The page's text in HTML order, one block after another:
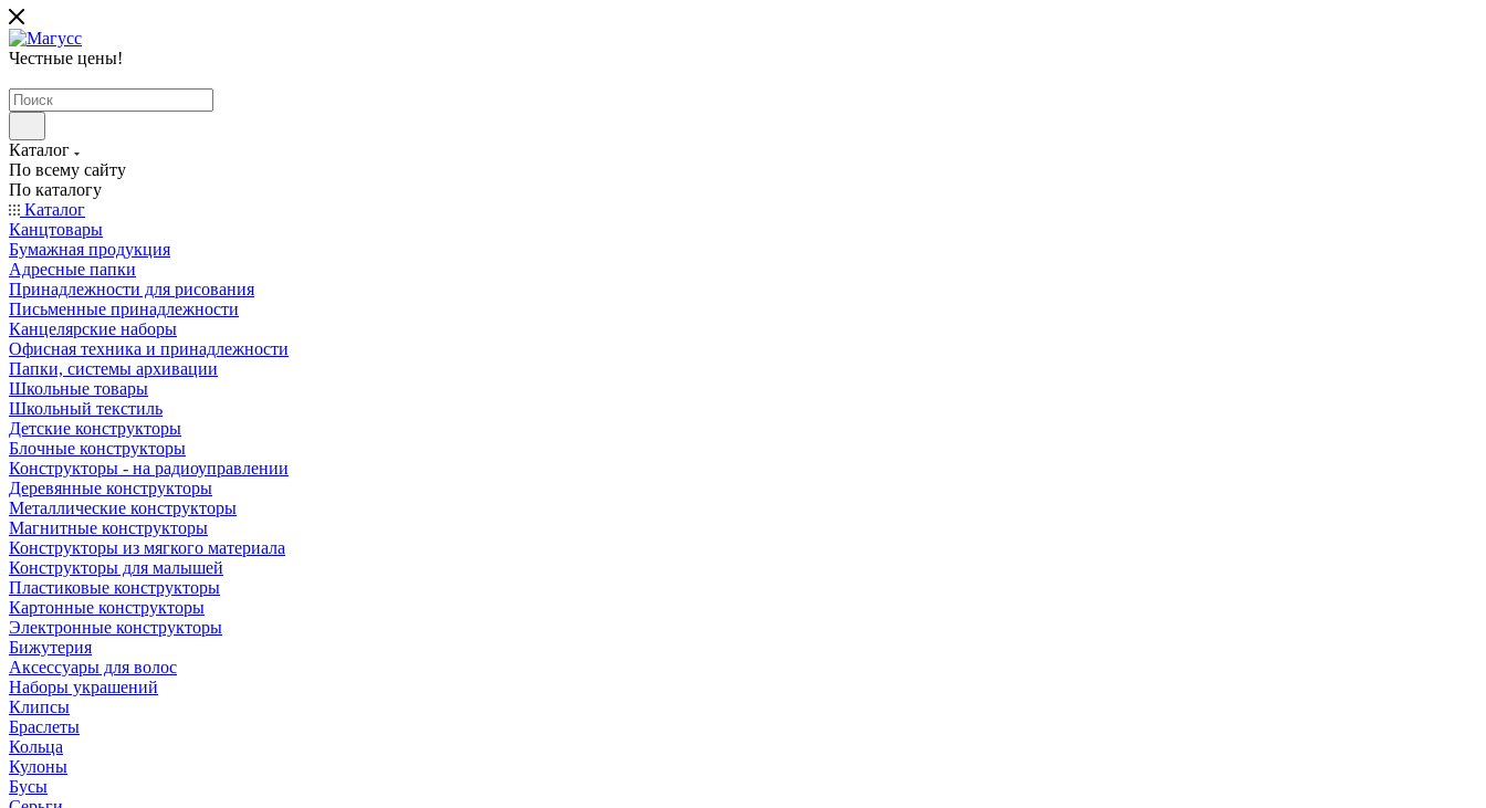
Честные цены!
Каталог
По всему сайту
По каталогу
Каталог
Канцтовары
Бумажная продукция
Адресные папки
Принадлежности для рисования
Письменные принадлежности
Канцелярские наборы
Офисная техника и принадлежности
Папки, системы архивации
Школьные товары
Школьный текстиль
Детские конструкторы
Блочные конструкторы
Конструкторы - на радиоуправлении
Деревянные конструкторы
Металлические конструкторы
Магнитные конструкторы
Конструкторы из мягкого материала
Конструкторы для малышей
Пластиковые конструкторы
Картонные конструкторы
Электронные конструкторы
Бижутерия
Аксессуары для волос
Наборы украшений
Клипсы
Браслеты
Кольца
Кулоны
Бусы